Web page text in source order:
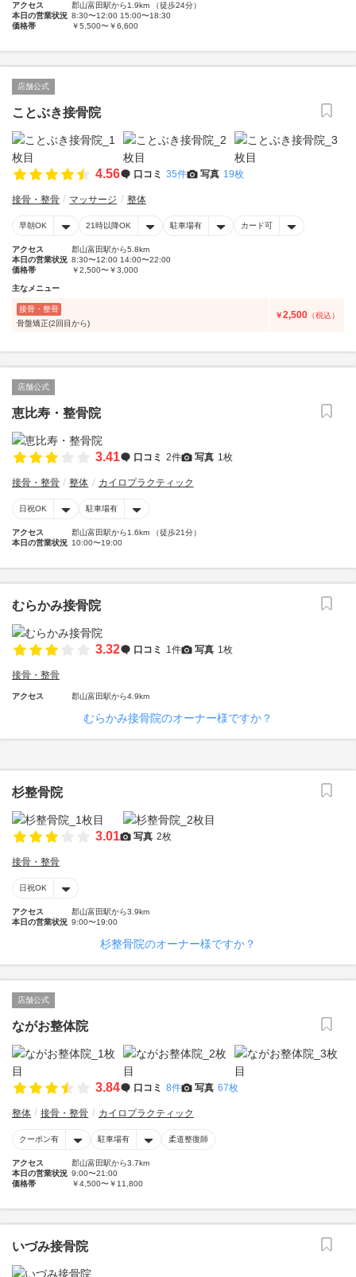
アクセス
郡山富田駅から1.9km （徒歩24分）
本日の営業状況 8:30〜12:00 15:00〜18:30
価格帯
￥5,500〜￥6,600
店舗公式
ことぶき接骨院
4.56 口コミ 35件 写真 19枚
接骨・整骨 マッサージ 整体
早朝OK 21時以降OK 駐車場有 カード可
アクセス
郡山富田駅から5.8km
本日の営業状況 8:30〜12:00 14:00〜22:00
価格帯
￥2,500〜￥3,000
主なメニュー
接骨・整骨
骨盤矯正(2回目から)
￥2,500 （税込）
店舗公式
恵比寿・整骨院
3.41 口コミ 2件 写真 1枚
接骨・整骨 整体 カイロプラクティック
日祝OK 駐車場有
アクセス
郡山富田駅から1.6km （徒歩21分）
本日の営業状況 10:00〜19:00
むらかみ接骨院
3.32 口コミ 1件 写真 1枚
接骨・整骨
アクセス 郡山富田駅から4.9km
むらかみ接骨院のオーナー様ですか？
杉整骨院
3.01 写真 2枚
接骨・整骨
日祝OK
アクセス
郡山富田駅から3.9km
本日の営業状況 9:00〜19:00
杉整骨院のオーナー様ですか？
店舗公式
ながお整体院
3.84 口コミ 8件 写真 67枚
整体 接骨・整骨 カイロプラクティック
クーポン有 駐車場有 柔道整復師
アクセス
郡山富田駅から3.7km
本日の営業状況 9:00〜21:00
価格帯
￥4,500〜￥11,800
いづみ接骨院